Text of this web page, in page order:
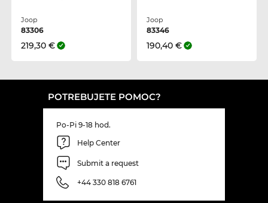
Joop
83306
219,30 €
Joop
83346
190,40 €
POTREBUJETE POMOC?
Po-Pi 9-18 hod.
Help Center
Submit a request
+44 330 818 6761